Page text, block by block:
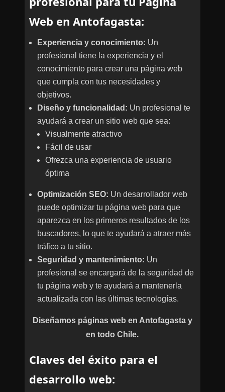
Web en Antofagasta:
Experiencia y conocimiento: Un
profesional tiene la experiencia y el
conocimiento para crear una página web
que cumpla con tus necesidades y
objetivos.
Diseño y funcionalidad: Un profesional te
ayudará a crear un sitio web que sea:
Visualmente atractivo
Fácil de usar
Ofrezca una experiencia de usuario
óptima
Optimización SEO: Un desarrollador web
puede optimizar tu página web para que
aparezca en los primeros resultados de los
buscadores, lo que te ayudará a atraer más
tráfico a tu sitio.
Seguridad y mantenimiento: Un
profesional se encargará de la seguridad de
tu página web y te ayudará a mantenerla
actualizada con las últimas tecnologías.
Diseñamos páginas web en Antofagasta y
en todo Chile.
Claves del éxito para el
desarrollo web: